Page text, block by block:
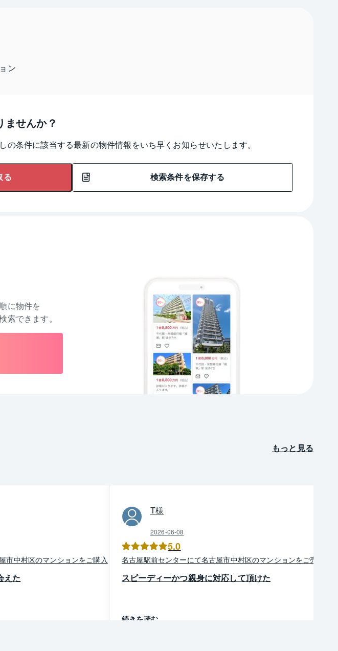
ン
ませんか？
の条件に該当する最新の物件情報をいち早くお知らせいたします。
る 検索条件を保存する
に物件を
索できます。
もっと見る
市中村区のマンションをご購入
えた
T様
2026-06-08
5.0
名古屋駅前センターにて名古屋市中村区のマンションをご売却
スピーディーかつ親身に対応して頂けた
続きを読む